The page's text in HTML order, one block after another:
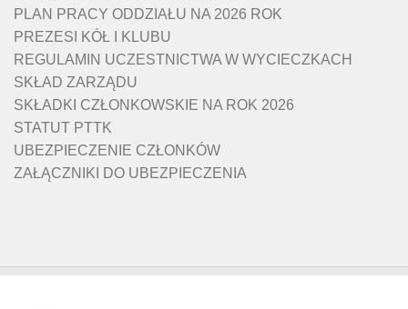
PLAN PRACY ODDZIAŁU NA 2026 ROK
PREZESI KÓŁ I KLUBU
REGULAMIN UCZESTNICTWA W WYCIECZKACH
SKŁAD ZARZĄDU
SKŁADKI CZŁONKOWSKIE NA ROK 2026
STATUT PTTK
UBEZPIECZENIE CZŁONKÓW
ZAŁĄCZNIKI DO UBEZPIECZENIA